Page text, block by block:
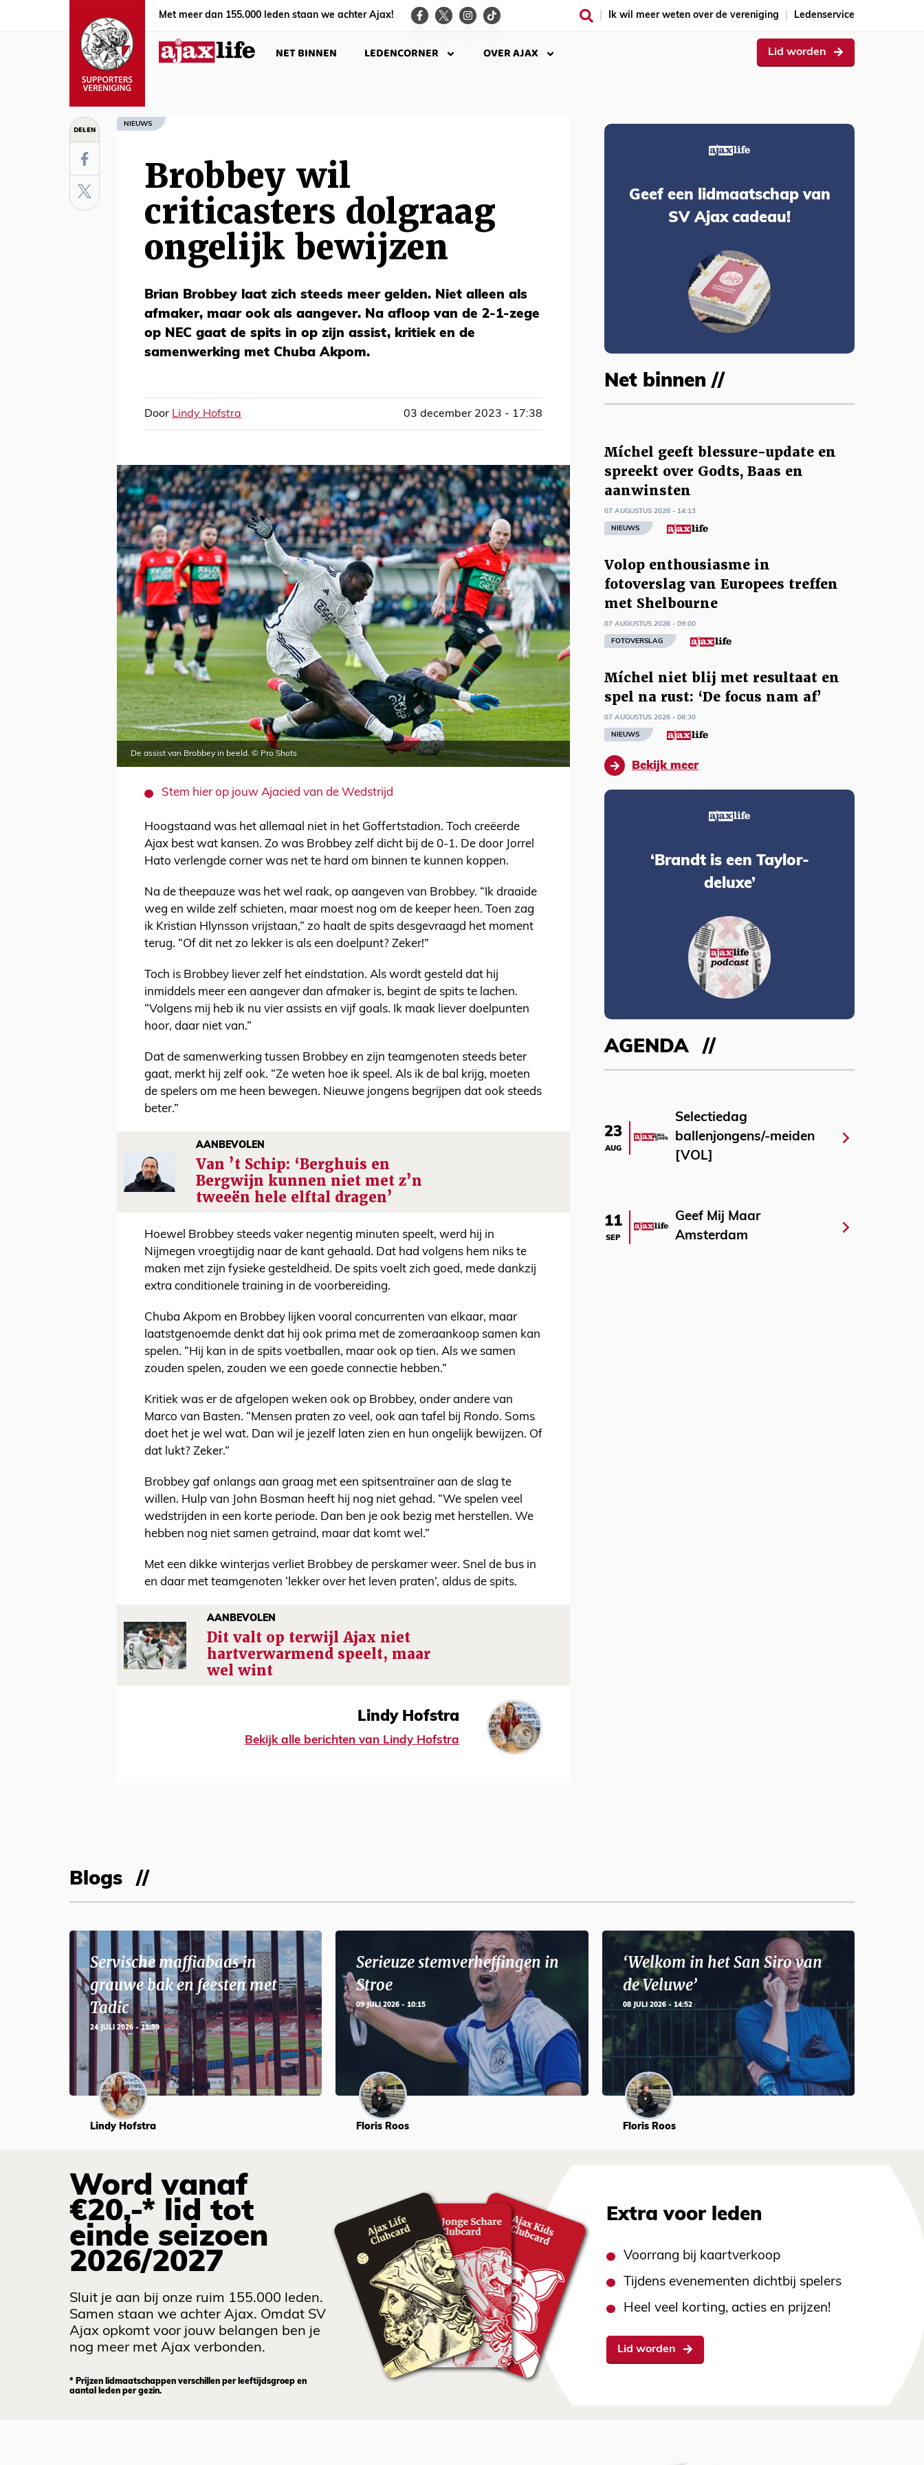
Met meer dan 155.000 leden staan we achter Ajax! Ik wil meer weten over de vereniging Ledenservice
NET BINNEN LEDENCORNER OVER AJAX Lid worden
DELEN NIEUWS
Brobbey wil
criticasters dolgraag
ongelijk bewijzen
Brian Brobbey laat zich steeds meer gelden. Niet alleen als
afmaker, maar ook als aangever. Na afloop van de 2-1-zege
op NEC gaat de spits in op zijn assist, kritiek en de
samenwerking met Chuba Akpom.
Door Lindy Hofstra 03 december 2023 - 17:38
De assist van Brobbey in beeld. © Pro Shots
Stem hier op jouw Ajacied van de Wedstrijd
Hoogstaand was het allemaal niet in het Goffertstadion. Toch creëerde
Ajax best wat kansen. Zo was Brobbey zelf dicht bij de 0-1. De door Jorrel
Hato verlengde corner was net te hard om binnen te kunnen koppen.
Na de theepauze was het wel raak, op aangeven van Brobbey. “Ik draaide
weg en wilde zelf schieten, maar moest nog om de keeper heen. Toen zag
ik Kristian Hlynsson vrijstaan,” zo haalt de spits desgevraagd het moment
terug. “Of dit net zo lekker is als een doelpunt? Zeker!”
Toch is Brobbey liever zelf het eindstation. Als wordt gesteld dat hij
inmiddels meer een aangever dan afmaker is, begint de spits te lachen.
“Volgens mij heb ik nu vier assists en vijf goals. Ik maak liever doelpunten
hoor, daar niet van.”
Dat de samenwerking tussen Brobbey en zijn teamgenoten steeds beter
gaat, merkt hij zelf ook. “Ze weten hoe ik speel. Als ik de bal krijg, moeten
de spelers om me heen bewegen. Nieuwe jongens begrijpen dat ook steeds
beter.”
AANBEVOLEN
Van ’t Schip: ‘Berghuis en
Bergwijn kunnen niet met z’n
tweeën hele elftal dragen’
Hoewel Brobbey steeds vaker negentig minuten speelt, werd hij in
Nijmegen vroegtijdig naar de kant gehaald. Dat had volgens hem niks te
maken met zijn fysieke gesteldheid. De spits voelt zich goed, mede dankzij
extra conditionele training in de voorbereiding.
Chuba Akpom en Brobbey lijken vooral concurrenten van elkaar, maar
laatstgenoemde denkt dat hij ook prima met de zomeraankoop samen kan
spelen. “Hij kan in de spits voetballen, maar ook op tien. Als we samen
zouden spelen, zouden we een goede connectie hebben.”
Kritiek was er de afgelopen weken ook op Brobbey, onder andere van
Marco van Basten. “Mensen praten zo veel, ook aan tafel bij Rondo. Soms
doet het je wel wat. Dan wil je jezelf laten zien en hun ongelijk bewijzen. Of
dat lukt? Zeker.”
Brobbey gaf onlangs aan graag met een spitsentrainer aan de slag te
willen. Hulp van John Bosman heeft hij nog niet gehad. “We spelen veel
wedstrijden in een korte periode. Dan ben je ook bezig met herstellen. We
hebben nog niet samen getraind, maar dat komt wel.”
Met een dikke winterjas verliet Brobbey de perskamer weer. Snel de bus in
en daar met teamgenoten ‘lekker over het leven praten’, aldus de spits.
AANBEVOLEN
Dit valt op terwijl Ajax niet
hartverwarmend speelt, maar
wel wint
Lindy Hofstra
Bekijk alle berichten van Lindy Hofstra
Geef een lidmaatschap van
SV Ajax cadeau!
Net binnen //
Míchel geeft blessure-update en
spreekt over Godts, Baas en
aanwinsten
07 AUGUSTUS 2026 - 14:13
NIEUWS
Volop enthousiasme in
fotoverslag van Europees treffen
met Shelbourne
07 AUGUSTUS 2026 - 09:00
FOTOVERSLAG
Míchel niet blij met resultaat en
spel na rust: ‘De focus nam af’
07 AUGUSTUS 2026 - 08:30
NIEUWS
Bekijk meer
‘Brandt is een Taylor-
deluxe’
AGENDA
23
AUG
Selectiedag
ballenjongens/-meiden
[VOL]
11
SEP
Geef Mij Maar
Amsterdam
Blogs
Servische maffiabaas in
grauwe bak en feesten met
Tadic
24 JULI 2026 - 11:59
Lindy Hofstra
Serieuze stemverheffingen in
Stroe
09 JULI 2026 - 10:15
Floris Roos
‘Welkom in het San Siro van
de Veluwe’
08 JULI 2026 - 14:52
Floris Roos
Word vanaf
€20,-* lid tot
einde seizoen
2026/2027
Sluit je aan bij onze ruim 155.000 leden.
Samen staan we achter Ajax. Omdat SV
Ajax opkomt voor jouw belangen ben je
nog meer met Ajax verbonden.
* Prijzen lidmaatschappen verschillen per leeftijdsgroep en
aantal leden per gezin.
Extra voor leden
Voorrang bij kaartverkoop
Tijdens evenementen dichtbij spelers
Heel veel korting, acties en prijzen!
Lid worden